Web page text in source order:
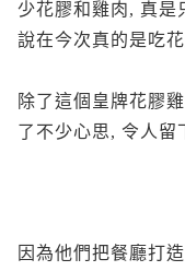
少花膠和雞肉, 真是
說在今次真的是吃
除了這個皇牌花膠
了不少心思, 令人留
因為他們把餐廳打